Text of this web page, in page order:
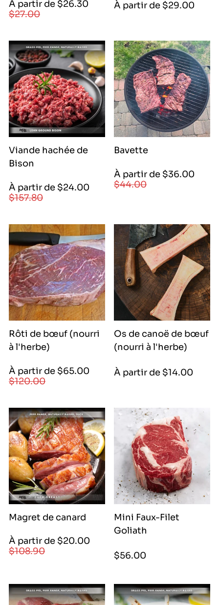
Prix
de
2630|
2630|
16400|
2700|
21040
À partir de $26.30
Prix
régulier
$27.00
Prix
À partir de $29.00
Viande hachée de
Bison
Prix
de
2400|
11000|
15780|
15780
À partir de $24.00
Prix
régulier
$157.80
Bavette
Prix
de
3600|
13000|
4400|
4400
À partir de $36.00
Prix
régulier
$44.00
Rôti de bœuf (nourri
à l'herbe)
Prix
de
6500|
6500|
12600|
12000|
12000
À partir de $65.00
Prix
régulier
$120.00
Os de canoë de bœuf
(nourri à l'herbe)
Prix
À partir de $14.00
Magret de canard
Prix
de
2000|
2000|
10800|
À partir de $20.00
Prix
régulier
$108.90
Mini Faux-Filet
Goliath
Prix
$56.00